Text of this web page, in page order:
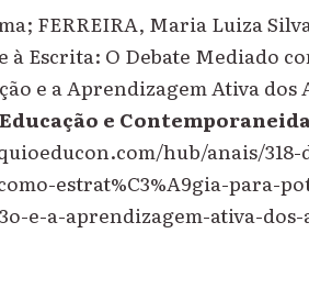
FERREIRA, Maria Luiza
Escrita: O Debate Mediado
e a Aprendizagem Ativa dos
e
hub/anais/318-
estrat%C3%A9gia-para-
e-a-aprendizagem-ativa-